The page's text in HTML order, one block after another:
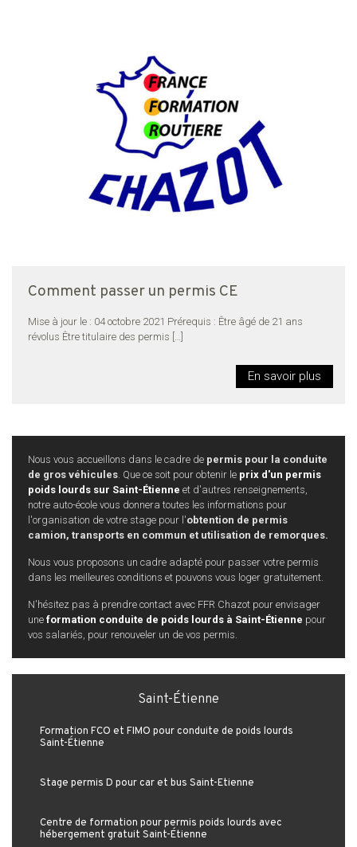
Comment passer un permis CE
Mise à jour le : 04 octobre 2021 Prérequis : Être âgé de 21 ans
révolus Être titulaire des permis
En savoir plus
Nous vous accueillons dans le cadre de permis pour la conduite
de gros véhicules . Que ce soit pour obtenir le prix d'un permis
poids lourds sur Saint-Étienne et d'autres renseignements,
notre auto-école vous donnera toutes les informations pour
l'organisation de votre stage pour l'obtention de permis
camion, transports en commun et utilisation de remorques.
Nous vous proposons un cadre adapté pour passer votre permis
dans les meilleures conditions et pouvons vous loger gratuitement.
N'hésitez pas à prendre contact avec FFR Chazot pour envisager
une formation conduite de poids lourds à Saint-Étienne pour
vos salariés, pour renouveler un de vos permis.
Saint-Étienne
Formation FCO et FIMO pour conduite de poids lourds
Saint-Étienne
Stage permis D pour car et bus Saint-Étienne
Centre de formation pour permis poids lourds avec
hébergement gratuit Saint-Étienne